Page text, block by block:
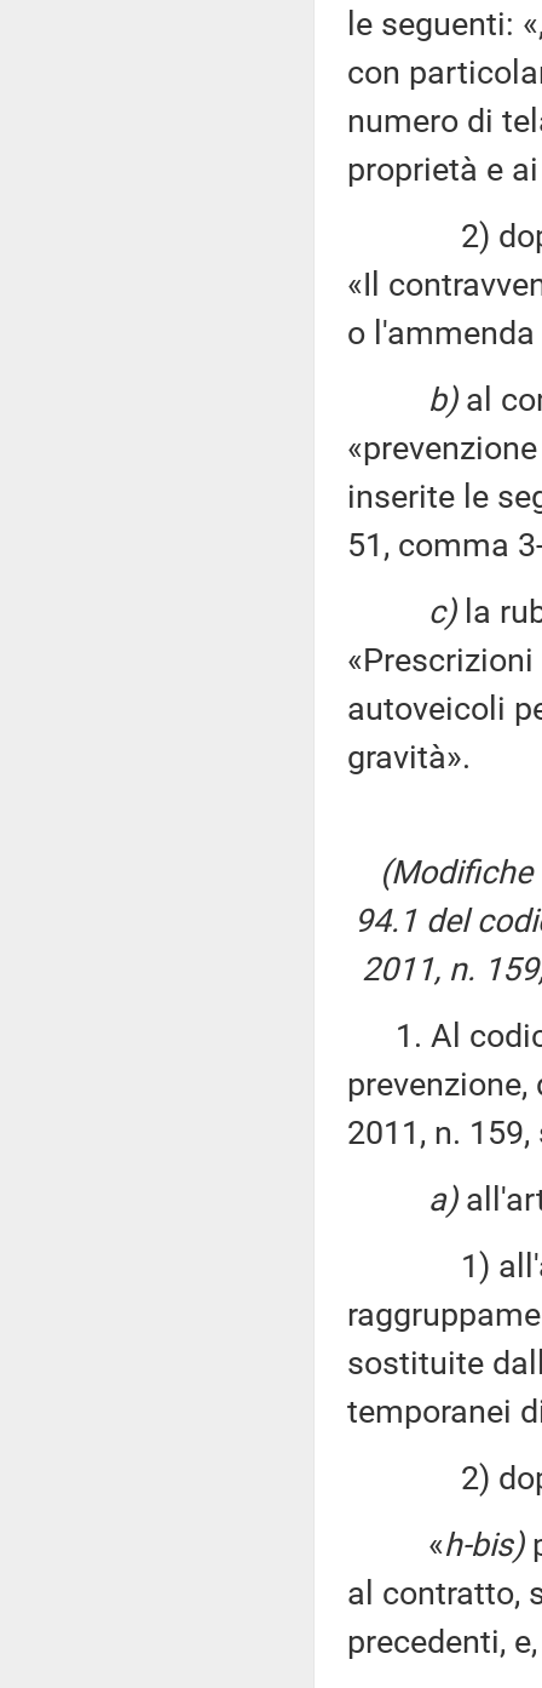
le seguenti:
con
numero di
proprietà e
2) dopo il
«Il
o
b)al
inserite le
51, comma
c)la
autoveicoli
gravità».
94.1 del
2011, n.
1. Al
2011, n.
a)
1)
sostituite
temporanei
2) dopo
«h-bis)
al contratto,
precedenti,